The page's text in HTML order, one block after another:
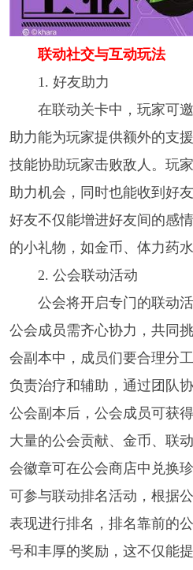
联动社交与互动玩法​
1. 好友助力​
在联动关卡中，玩家可
助力能为玩家提供额外的支
技能协助玩家击败敌人。玩
助力机会，同时也能收到好
好友不仅能增进好友间的感
的小礼物，如金币、体力药水
2. 公会联动活动​
公会将开启专门的联动
公会成员需齐心协力，共同
会副本中，成员们要合理分
负责治疗和辅助，通过团队
公会副本后，公会成员可获
大量的公会贡献、金币、联
会徽章可在公会商店中兑换
可参与联动排名活动，根据
表现进行排名，排名靠前的
号和丰厚的奖励，这不仅能